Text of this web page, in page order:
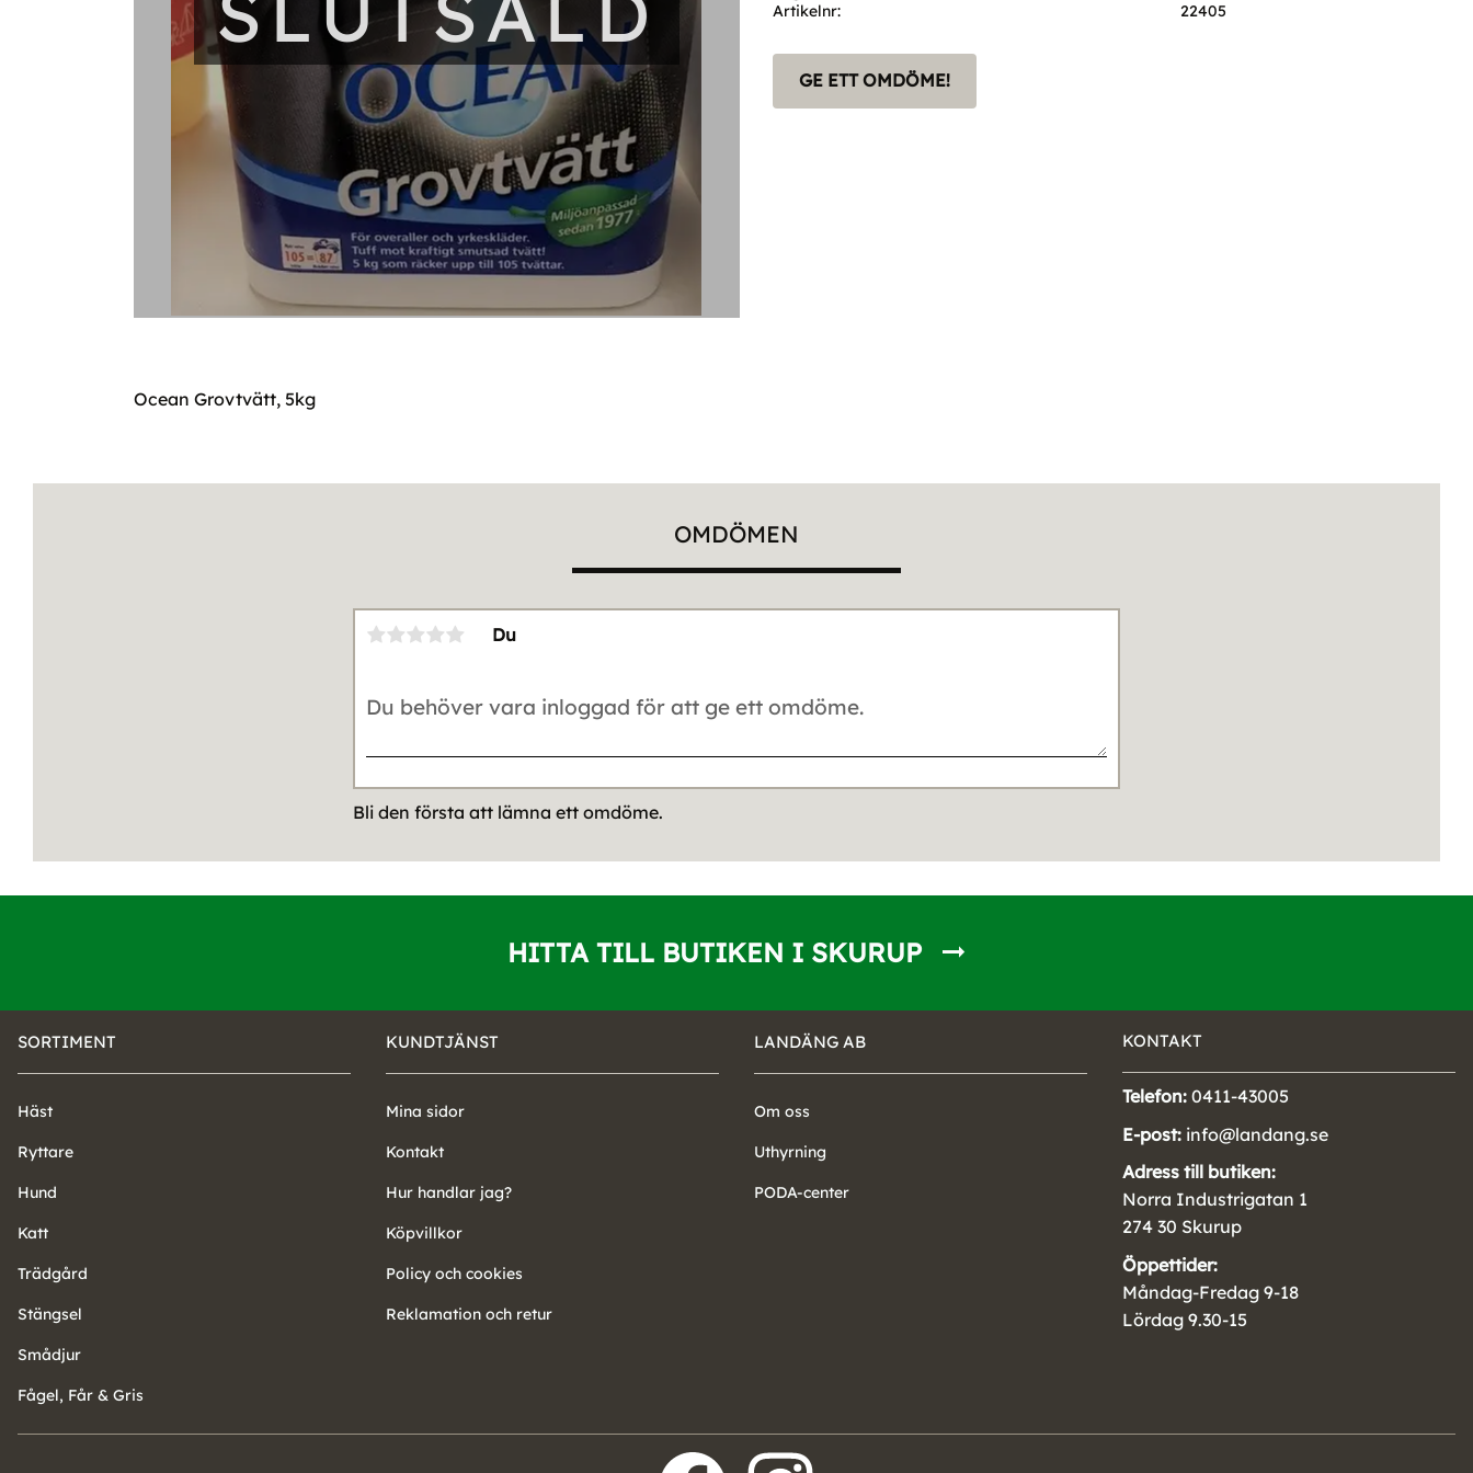
Artikelnr
22405
GE ETT OMDÖME!
Ocean Grovtvätt, 5kg
OMDÖMEN
Du
Bli den första att lämna ett omdöme.
HITTA TILL BUTIKEN I SKURUP
SORTIMENT
Häst
Ryttare
Hund
Katt
Trädgård
Stängsel
Smådjur
Fågel, Får & Gris
KUNDTJÄNST
Mina sidor
Kontakt
Hur handlar jag?
Köpvillkor
Policy och cookies
Reklamation och retur
LANDÄNG AB
Om oss
Uthyrning
PODA-center
KONTAKT
Telefon: 0411-43005
E-post: info@landang.se
Adress till butiken:
Norra Industrigatan 1
274 30 Skurup
Öppettider:
Måndag-Fredag 9-18
Lördag 9.30-15